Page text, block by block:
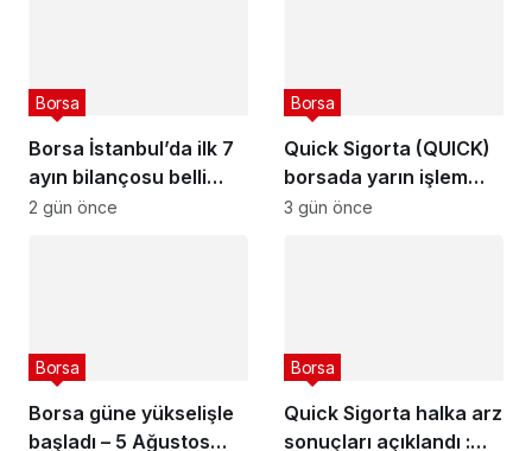
Borsa İstanbul’da ilk 7
ayın bilançosu belli
oldu
Borsa
2 gün önce
Quick Sigorta (QUICK)
borsada yarın işlem
görmeye başlayacak
Borsa
3 gün önce
Borsa güne yükselişle
başladı – 5 Ağustos
Borsa
Quick Sigorta halka arz
sonuçları açıklandı :
Borsa